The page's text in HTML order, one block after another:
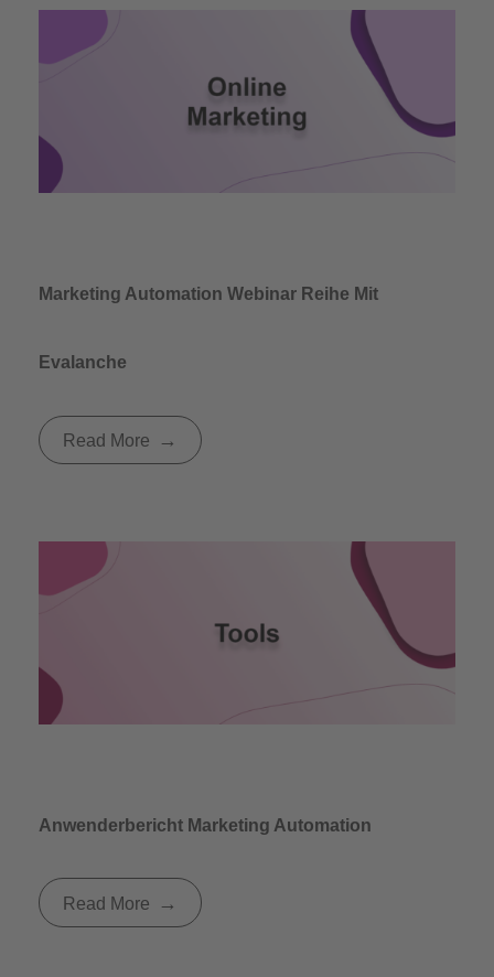
Marketing Automation Webinar Reihe Mit
Evalanche
Read More
Anwenderbericht Marketing Automation
Read More